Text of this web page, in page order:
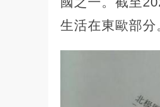
生活在東歐部分